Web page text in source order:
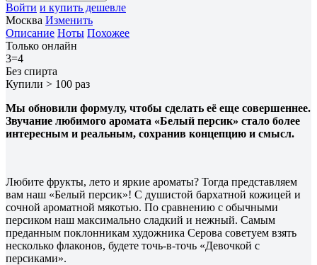
Войти и купить дешевле
Москва Изменить
Описание Ноты Похожее
Только онлайн
3=4
Без спирта
Купили > 100 раз
Мы обновили формулу, чтобы сделать её еще совершеннее.
Звучание любимого аромата «Белый персик» стало более
интересным и реальным, сохранив концепцию и смысл.
Любите фрукты, лето и яркие ароматы? Тогда представляем
вам наш «Белый персик»! С душистой бархатной кожицей и
сочной ароматной мякотью. По сравнению с обычными
персиком наш максимально сладкий и нежный. Самым
преданным поклонникам художника Серова советуем взять
несколько флаконов, будете точь-в-точь «Девочкой с
персиками».